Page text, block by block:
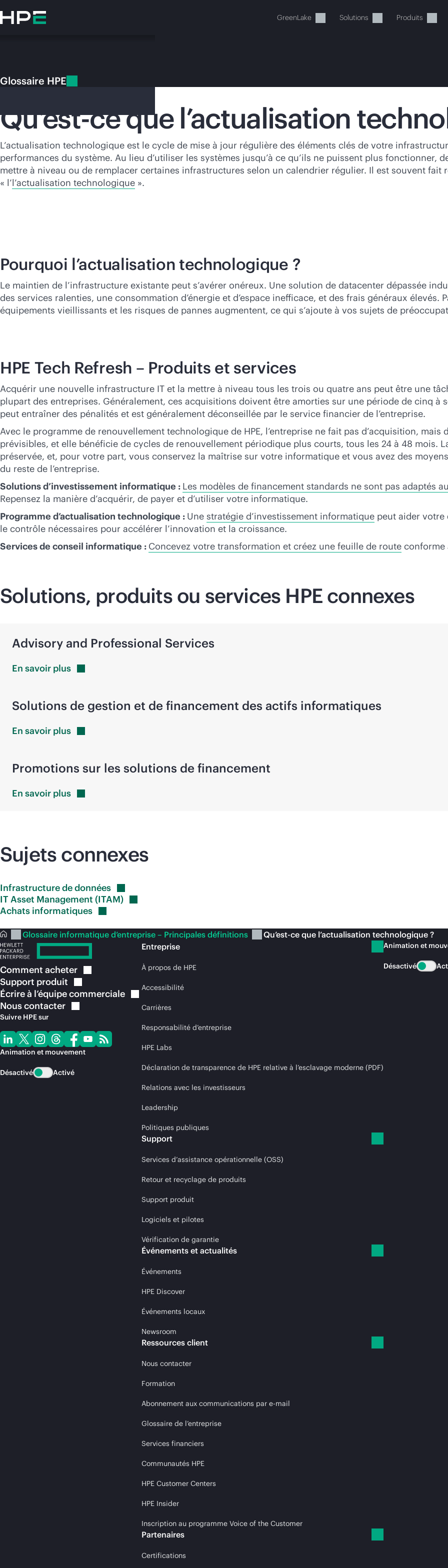
au
contenu
GreenLake Solutions Produits
Votre panier est actuellement
Rendez-vous dans la boutique HPE pour découvrir, configurer et
Glossaire HPE
Qu’est-ce que l’actualisation
L’actualisation technologique est le cycle de mise à jour régulière des éléments clés de votre
performances du système. Au lieu d’utiliser les systèmes jusqu’à ce qu’ils ne puissent plus fonctionner,
mettre à niveau ou de remplacer certaines infrastructures selon un calendrier régulier. Il est souvent fait
« l’l’actualisation technologique ».
Pourquoi l’actualisation technologique ?
Le maintien de l’infrastructure existante peut s’avérer onéreux. Une solution de datacenter dépassée
des services ralenties, une consommation d’énergie et d’espace inefficace, et des frais généraux élevés.
équipements vieillissants et les risques de pannes augmentent, ce qui s’ajoute à vos sujets de
HPE Tech Refresh – Produits et services
Acquérir une nouvelle infrastructure IT et la mettre à niveau tous les trois ou quatre ans peut être une
plupart des entreprises. Généralement, ces acquisitions doivent être amorties sur une période de cinq à
peut entraîner des pénalités et est généralement déconseillée par le service financier de l’entreprise.
Avec le programme de renouvellement technologique de HPE, l’entreprise ne fait pas d’acquisition,
prévisibles, et elle bénéficie de cycles de renouvellement périodique plus courts, tous les 24 à 48 mois.
préservée, et, pour votre part, vous conservez la maîtrise sur votre informatique et vous avez des
du reste de l’entreprise.
Solutions d’investissement informatique : Les modèles de financement standards ne sont pas adaptés
Repensez la manière d’acquérir, de payer et d’utiliser votre informatique.
Programme d’actualisation technologique : Une stratégie d’investissement informatique peut aider
le contrôle nécessaires pour accélérer l’innovation et la croissance.
Services de conseil informatique : Concevez votre transformation et créez une feuille de route conforme
Solutions, produits ou services HPE connexes
Advisory and Professional Services
En savoir plus
Solutions de gestion et de financement des actifs informatiques
En savoir plus
Promotions sur les solutions de financement
En savoir plus
Sujets connexes
Infrastructure dedonnées
IT Asset Management (ITAM)
Achats informatiques
Glossaire informatique d’entreprise – Principales définitions Qu’est-ce que l’actualisation technologique ?
Comment acheter
Support produit
Écrire à l’équipecommerciale
Nouscontacter
Suivre HPE sur
Animation et mouvement
Désactivé Activé
Entreprise
À propos de HPE
Accessibilité
Carrières
Responsabilité d’entreprise
HPE Labs
Déclaration de transparence de HPE relative à l’esclavage moderne (PDF)
Relations avec les investisseurs
Leadership
Politiques publiques
Support
Services d’assistance opérationnelle (OSS)
Retour et recyclage de produits
Support produit
Logiciels et pilotes
Vérification de garantie
Événements et actualités
Événements
HPE Discover
Événements locaux
Newsroom
Ressources client
Nous contacter
Formation
Abonnement aux communications par e-mail
Glossaire de l’entreprise
Services financiers
Communautés HPE
HPE Customer Centers
HPE Insider
Inscription au programme Voice of the Customer
Partenaires
Certifications
Animation et
Désactivé